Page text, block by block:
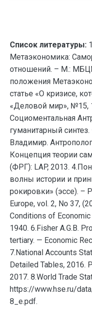
Список литературы:
Метаэкономика:
отношений. – М.:
положения
статье «О кризисе,
«Деловой мир», №15,
Социоментальная
гуманитарный
Владимир.
Концепция теории
(ФРГ): LAP, 2013.
волны истории и
рокировки» (эссе). –
Europe, vol. 2, No 37,
Conditions of
1940. 6.Fisher A.G.B.
tertiary. — Economic
7.National Accounts
Detailed Tables, 2016.
2017. 8.World Trade
https://www.hse.ru/
8_e.pdf.